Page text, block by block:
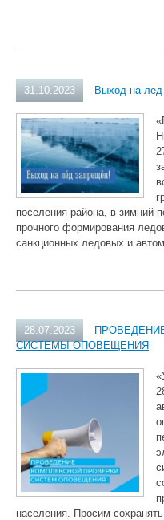
31.10.2023 Выход на
поселения района, в зимний
прочного формирования
санкционных ледовых и
28.07.2023
СИСТЕМЫ ОПОВЕЩЕНИЯ
населения. Просим